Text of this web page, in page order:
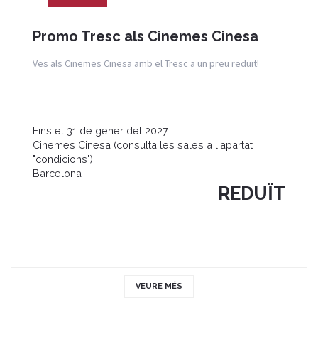
Promo Tresc als Cinemes Cinesa
Ves als Cinemes Cinesa amb el Tresc a un preu reduït!
Fins el 31 de gener del 2027
Cinemes Cinesa (consulta les sales a l'apartat
"condicions")
Barcelona
REDUÏT
VEURE MÉS